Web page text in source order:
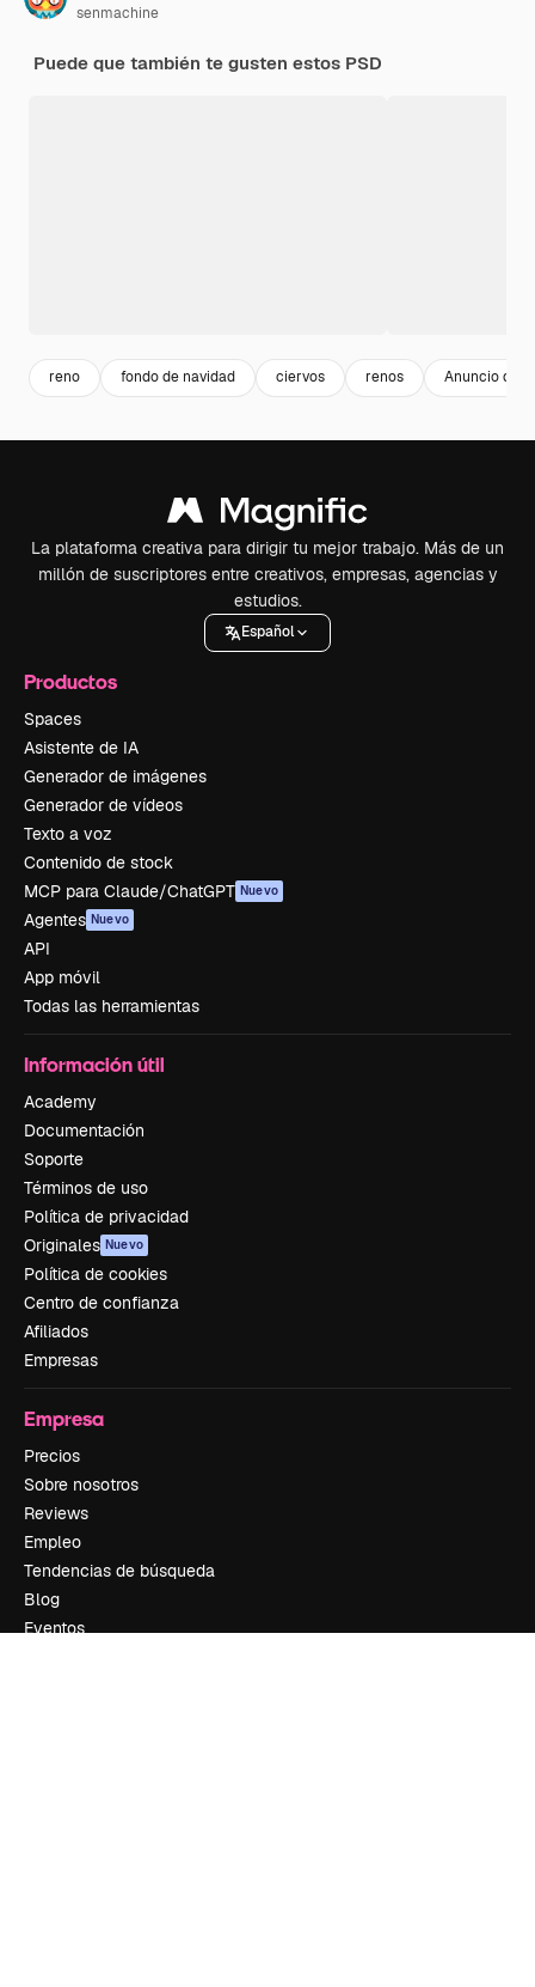
senmachine
Puede que también te gusten estos PSD
reno fondo de navidad ciervos renos Anuncio de
La plataforma creativa para dirigir tu mejor trabajo. Más de un
millón de suscriptores entre creativos, empresas, agencias y
estudios.
Español
Productos
Spaces
Asistente de IA
Generador de imágenes
Generador de vídeos
Texto a voz
Contenido de stock
MCP para Claude/ChatGPT Nuevo
Agentes Nuevo
API
App móvil
Todas las herramientas
Información útil
Academy
Documentación
Soporte
Términos de uso
Política de privacidad
Originales Nuevo
Política de cookies
Centro de confianza
Afiliados
Empresas
Empresa
Precios
Sobre nosotros
Reviews
Empleo
Tendencias de búsqueda
Blog
Eventos